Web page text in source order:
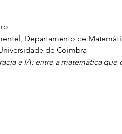
Departamento de
de Coimbra
e IA: entre a matemática que